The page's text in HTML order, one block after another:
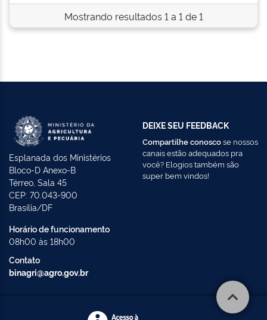
Mostrando resultados 1 a 1 de 1
Esplanada dos Ministérios
Bloco-D Anexo-B
Térreo, Sala 45
CEP: 70.043-900
Brasília/DF
Horário de funcionamento
08h00 às 18h00
Contato
binagri@agro.gov.br
DEIXE SEU FEEDBACK
Compartilhe conoscose nossos
canais estão adequados pra
você? Elogios também são
super bem vindos!